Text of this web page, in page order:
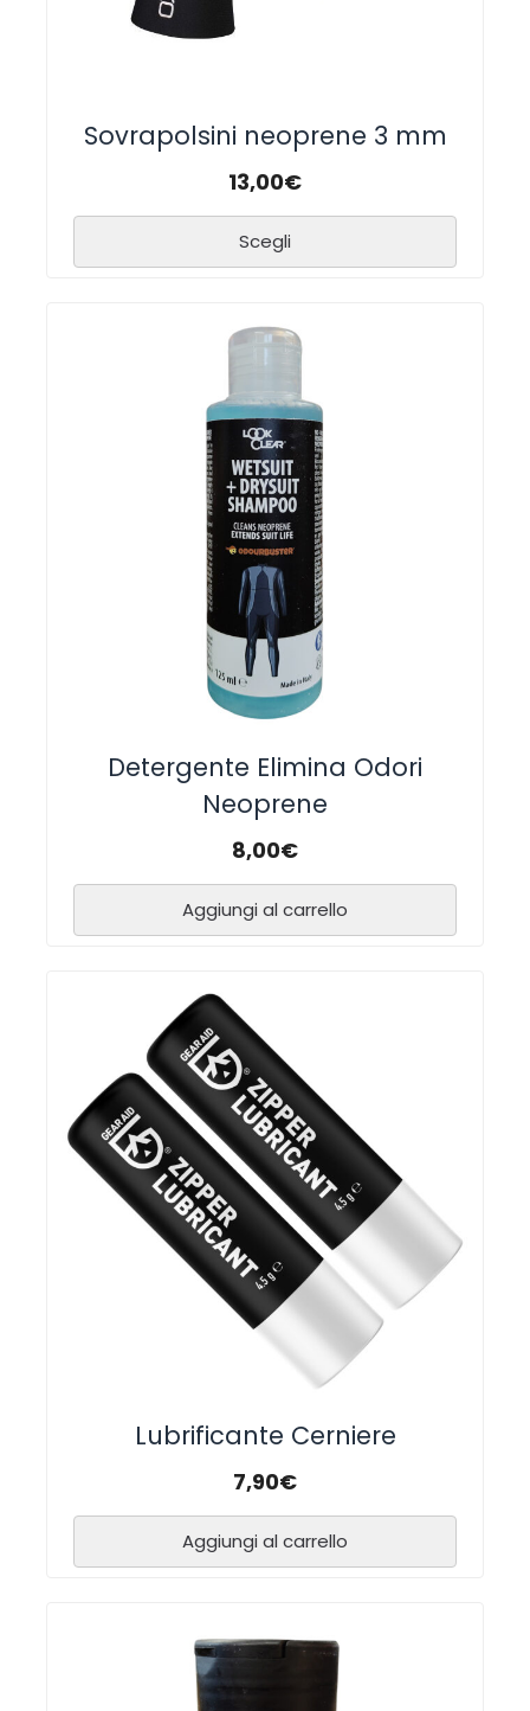
Sovrapolsini neoprene 3 mm
13,00€
Scegli
Detergente Elimina Odori
Neoprene
8,00€
Aggiungi al carrello
Lubrificante Cerniere
7,90€
Aggiungi al carrello